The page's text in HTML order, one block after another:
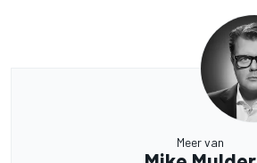
Meer van